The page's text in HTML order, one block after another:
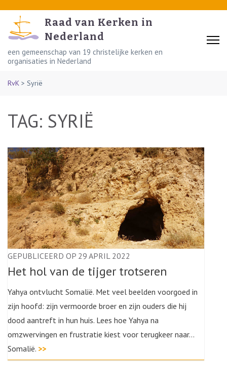
content
(Press
Enter)
Raad van Kerken in
Nederland
een gemeenschap van 19 christelijke kerken en
organisaties in Nederland
RvK > Syrië
TAG: SYRIË
GEPUBLICEERD OP 29 APRIL 2022
Het hol van de tijger trotseren
Yahya ontvlucht Somalië. Met veel beelden voorgoed in
zijn hoofd: zijn vermoorde broer en zijn ouders die hij
dood aantreft in hun huis. Lees hoe Yahya na
omzwervingen en frustratie kiest voor terugkeer naar...
Somalië. >>